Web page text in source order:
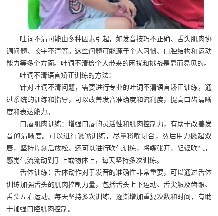
吐词不清可能由多种因素引起，如发音技巧不正确、舌头肌肉协
调问题、咬字不清等。这些问题可能源于个人习惯、口腔结构和运动
能力等多个方面。吐词不清给个人带来的困扰和挑战是显而易见的。
吐词不清语言矫正训练的方法：
针对吐词不清问题，需要进行专业的吐词不清语言矫正训练。通
过系统的训练和指导，可以改善发音准确度和流利度，提高口齿清晰
度和表达能力。
口唇肌肉训练：增强口唇的灵活性和肌肉控制力，有助于改善发
音的清晰度。可以进行噘嘴训练，尽量将嘴闭合，然后用力撅起双
唇，坚持片刻后放松。还可以进行吹气训练，将嘴张开，轻轻吹气，
感觉气流流动到手上或物体上，每天坚持多次训练。
舌体训练：舌体动作对于发音的准确性非常重要，可以通过舌体
训练加强舌头的肌肉控制力量，包括舌头上下运动、舌尖触及齿龈、
舌头左右运动。每天坚持多次训练，逐渐增加重复次数和时间，有助
于加强口腔肌肉控制。